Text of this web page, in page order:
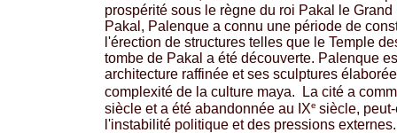
prospérité sous le règne du roi Pakal le
Pakal, Palenque a connu une période de
l'érection de structures telles que le Temple
tombe de Pakal a été découverte. Palenque
architecture raffinée et ses sculptures
complexité de la culture maya. La cité a
siècle et a été abandonnée au IXe siècle,
l'instabilité politique et des pressions externes.